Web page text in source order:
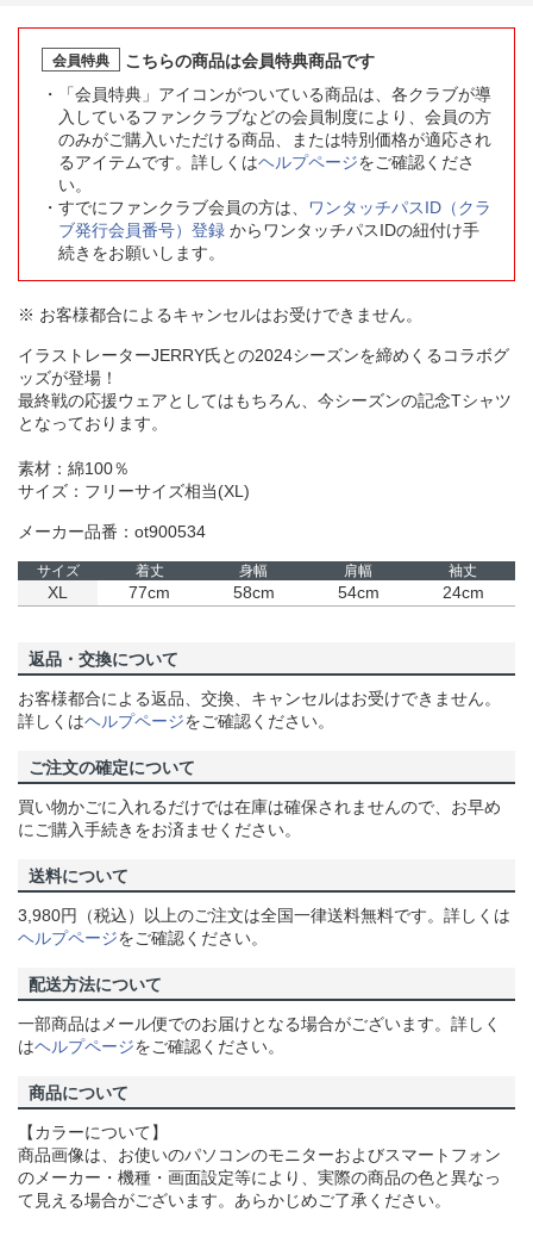
会員特典
こちらの商品は会員特典商品です
「会員特典」アイコンがついている商品は、各クラブが導
入しているファンクラブなどの会員制度により、会員の方
のみがご購入いただける商品、または特別価格が適応され
るアイテムです。詳しくはヘルプページをご確認くださ
い。
すでにファンクラブ会員の方は、
ワンタッチパスID（クラ
ブ発行会員番号）登録 からワンタッチパスIDの紐付け手
続きをお願いします。
※ お客様都合によるキャンセルはお受けできません。
イラストレーターJERRY氏との2024シーズンを締めくるコラボグ
ッズが登場！
最終戦の応援ウェアとしてはもちろん、今シーズンの記念Tシャツ
となっております。
素材：綿100％
サイズ：フリーサイズ相当(XL)
メーカー品番：ot900534
サイズ 着丈 身幅 肩幅 袖丈
XL 77cm 58cm 54cm 24cm
返品・交換について
お客様都合による返品、交換、キャンセルはお受けできません。
詳しくはヘルプページをご確認ください。
ご注文の確定について
買い物かごに入れるだけでは在庫は確保されませんので、お早め
にご購入手続きをお済ませください。
送料について
3,980円（税込）以上のご注文は全国一律送料無料です。詳しくは
ヘルプページをご確認ください。
配送方法について
一部商品はメール便でのお届けとなる場合がございます。詳しく
はヘルプページをご確認ください。
商品について
【カラーについて】
商品画像は、お使いのパソコンのモニターおよびスマートフォン
のメーカー・機種・画面設定等により、実際の商品の色と異なっ
て見える場合がございます。あらかじめご了承ください。